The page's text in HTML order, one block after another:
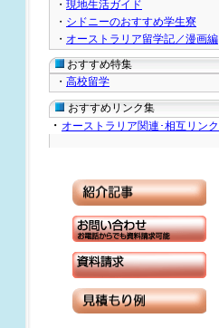
・ 現地生活ガイド
・ シドニーのおすすめ学生寮
・ オーストラリア留学記／漫画編
おすすめ特集
・ 高校留学
おすすめリンク集
・ オーストラリア関連･相互リンク